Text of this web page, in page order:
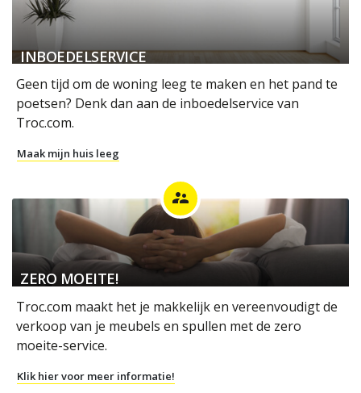
INBOEDELSERVICE
Geen tijd om de woning leeg te maken en het pand te
poetsen? Denk dan aan de inboedelservice van
Troc.com.
Maak mijn huis leeg
supervisor_account
ZERO MOEITE!
Troc.com maakt het je makkelijk en vereenvoudigt de
verkoop van je meubels en spullen met de zero
moeite-service.
Klik hier voor meer informatie!